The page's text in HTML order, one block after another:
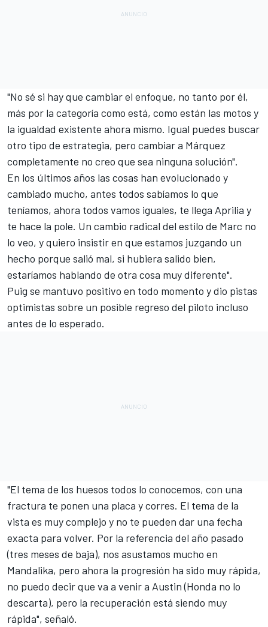
"No sé si hay que cambiar el enfoque, no tanto por él,
más por la categoría como está, como están las motos y
la igualdad existente ahora mismo. Igual puedes buscar
otro tipo de estrategia, pero cambiar a Márquez
completamente no creo que sea ninguna solución".
En los últimos años las cosas han evolucionado y
cambiado mucho, antes todos sabíamos lo que
teníamos, ahora todos vamos iguales, te llega Aprilia y
te hace la pole. Un cambio radical del estilo de Marc no
lo veo, y quiero insistir en que estamos juzgando un
hecho porque salió mal, si hubiera salido bien,
estaríamos hablando de otra cosa muy diferente".
Puig se mantuvo positivo en todo momento y dio pistas
optimistas sobre un posible regreso del piloto incluso
antes de lo esperado.
"El tema de los huesos todos lo conocemos, con una
fractura te ponen una placa y corres. El tema de la
vista es muy complejo y no te pueden dar una fecha
exacta para volver. Por la referencia del año pasado
(tres meses de baja), nos asustamos mucho en
Mandalika, pero ahora la progresión ha sido muy rápida,
no puedo decir que va a venir a Austin (Honda no lo
descarta), pero la recuperación está siendo muy
rápida", señaló.